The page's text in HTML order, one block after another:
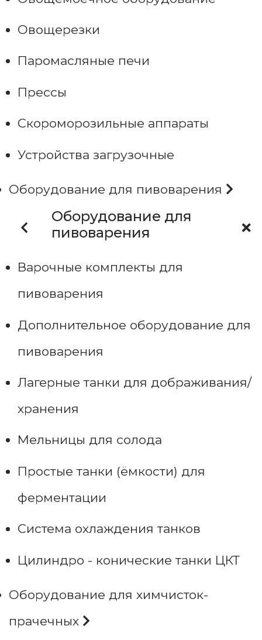
Овощерезки
Паромасляные печи
Прессы
Скороморозильные аппараты
Устройства загрузочные
Оборудование для пивоварения
Оборудование для
пивоварения
Варочные комплекты для
пивоварения
Дополнительное оборудование для
пивоварения
Лагерные танки для дображивания/
хранения
Мельницы для солода
Простые танки (ёмкости) для
ферментации
Система охлаждения танков
Цилиндро - конические танки ЦКТ
Оборудование для химчисток-
прачечных